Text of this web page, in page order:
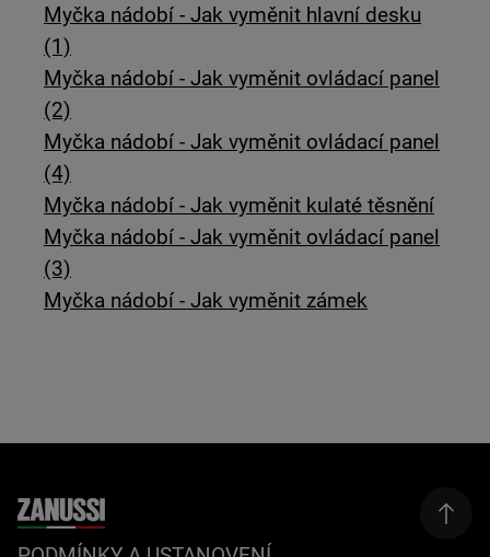
Myčka nádobí - Jak vyměnit hlavní desku
(1)
Myčka nádobí - Jak vyměnit ovládací panel
(2)
Myčka nádobí - Jak vyměnit ovládací panel
(4)
Myčka nádobí - Jak vyměnit kulaté těsnění
Myčka nádobí - Jak vyměnit ovládací panel
(3)
Myčka nádobí - Jak vyměnit zámek